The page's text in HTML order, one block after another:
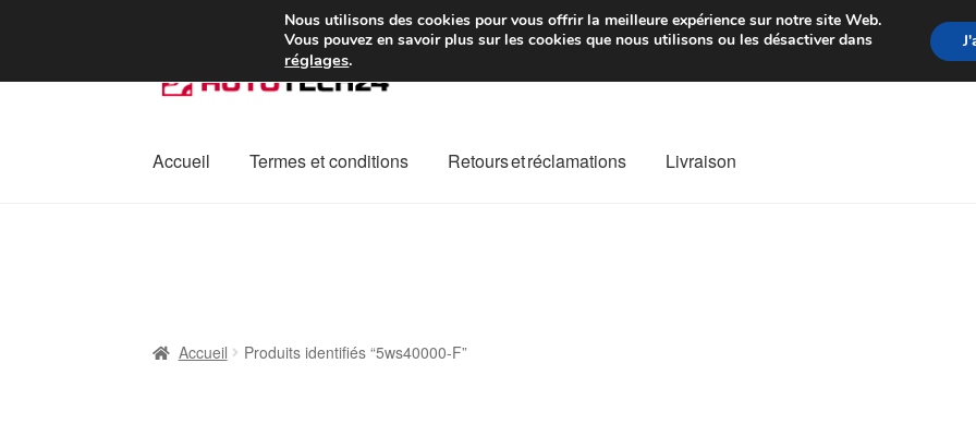
Colissimo livraison à partir de 7 EUR Du lundi au
à
navigation
au
Accueil
Termes et conditions Retours et réclamations Livraison
Accueil Produits identifiés “5ws40000-F”
Nous utilisons des cookies pour vous offrir la meilleure expérience sur notre site Web.
Vous pouvez en savoir plus sur les cookies que nous utilisons ou les désactiver dans
réglages.